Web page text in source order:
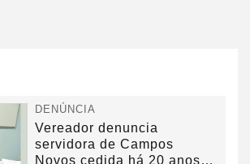
DENÚNCIA
Vereador denuncia
servidora de Campos
Novos cedida há 20 anos